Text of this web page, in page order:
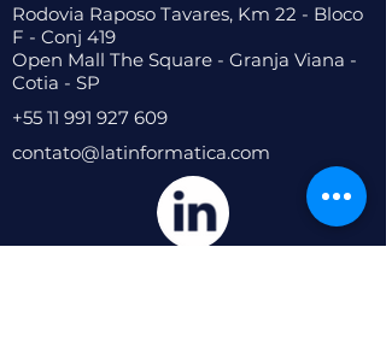
Rodovia Raposo Tavares, Km 22 - Bloco
F - Conj 419
Open Mall The Square - Granja Viana -
Cotia - SP
+55 11 991 927 609
contato@latinformatica.com